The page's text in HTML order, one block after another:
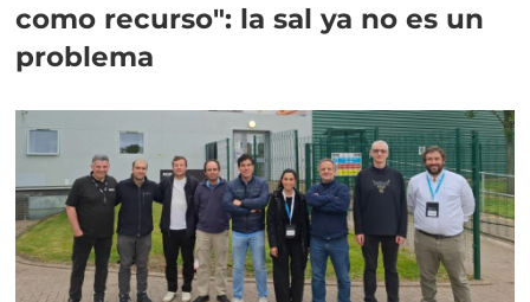
como recurso": la sal ya no es un
problema